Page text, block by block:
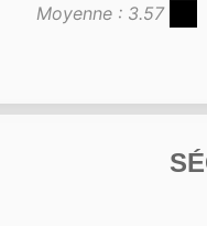
Moyenne : 3.57